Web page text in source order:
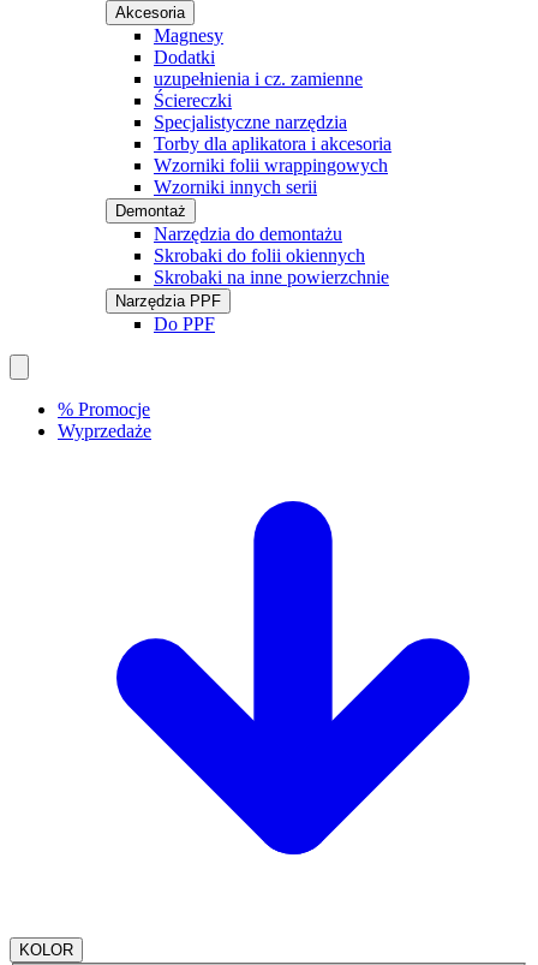
Akcesoria
Magnesy
Dodatki
uzupełnienia i cz. zamienne
Ściereczki
Specjalistyczne narzędzia
Torby dla aplikatora i akcesoria
Wzorniki folii wrappingowych
Wzorniki innych serii
Demontaż
Narzędzia do demontażu
Skrobaki do folii okiennych
Skrobaki na inne powierzchnie
Narzędzia PPF
Do PPF
% Promocje
Wyprzedaże
KOLOR